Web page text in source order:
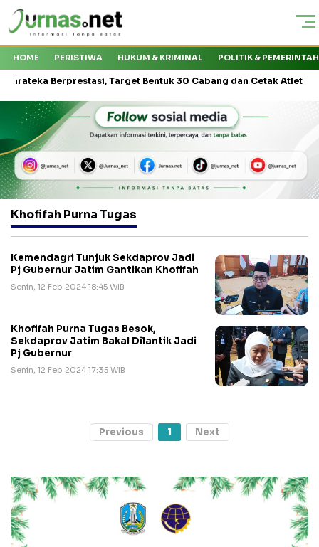
HOME PERISTIWA HUKUM & KRIMINAL POLITIK &
Berprestasi, Target Bentuk 30 Cabang dan Cetak Atlet Nasional
Khofifah Purna Tugas
Kemendagri Tunjuk Sekdaprov Jadi
Pj Gubernur Jatim Gantikan Khofifah
Senin, 12 Feb 2024 18:45 WIB
Khofifah Purna Tugas Besok,
Sekdaprov Jatim Bakal Dilantik Jadi
Pj Gubernur
Senin, 12 Feb 2024 17:35 WIB
Previous 1 Next